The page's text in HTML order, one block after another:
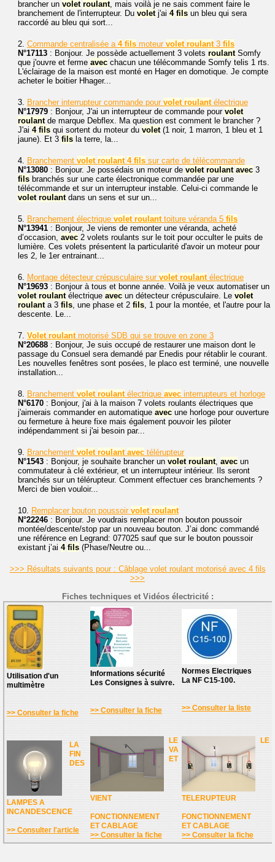
brancher un volet roulant, mais voilà je ne sais comment faire le
branchement de l'interrupteur. Du voletj'ai 4 fils un bleu qui sera
raccordé au bleu qui sort...
2. Commande centralisée a 4 fils moteur volet roulant3 fils
N°17113 : Bonjour. Je possède actuellement 3 volets roulantSomfy
que j'ouvre et ferme avec chacun une télécommande Somfy telis 1 rts.
L'éclairage de la maison est monté en Hager en domotique. Je compte
acheter le boitier Hhager...
3. Brancher interrupteur commande pour volet roulantélectrique
N°17979 : Bonjour, J'ai un interrupteur de commande pour volet
roulantde marque Debflex. Ma question est comment le brancher ?
J'ai 4 fils qui sortent du moteur du volet(1 noir, 1 marron, 1 bleu et 1
jaune). Et 3 fils la terre, la...
4. Branchement volet roulant 4 fils sur carte de télécommande
N°13080 : Bonjour. Je possédais un moteur de volet roulant avec 3
fils branchés sur une carte électronique commandée par une
télécommande et sur un interrupteur instable. Celui-ci commande le
volet roulantdans un sens et sur un...
5. Branchement électrique volet roulanttoiture véranda 5 fils
N°13941 : Bonjour, Je viens de remonter une véranda, acheté
d’occasion, avec 2 volets roulants sur le toit pour occulter le puits de
lumière. Ces volets présentent la particularité d'avoir un moteur pour
les 2, le 1er entrainant...
6. Montage détecteur crépusculaire sur volet roulantélectrique
N°19693 : Bonjour à tous et bonne année. Voilà je veux automatiser un
volet roulantélectrique avec un détecteur crépusculaire. Le volet
roulanta 3 fils, une phase et 2 fils, 1 pour la montée, et l'autre pour la
descente. Le...
7. Volet roulantmotorisé SDB qui se trouve en zone 3
N°20688 : Bonjour, Je suis occupé de restaurer une maison dont le
passage du Consuel sera demandé par Enedis pour rétablir le courant.
Les nouvelles fenêtres sont posées, le placo est terminé, une nouvelle
installation...
8. Branchement volet roulantélectrique avec interrupteurs et horloge
N°6170 : Bonjour, j'ai à la maison 7 volets roulants électriques que
j'aimerais commander en automatique avec une horloge pour ouverture
ou fermeture à heure fixe mais également pouvoir les piloter
indépendamment si j'ai besoin par...
9. Branchement volet roulant avec télérupteur
N°1543 : Bonjour, je souhaite brancher un volet roulant, avec un
commutateur à clé extérieur, et un interrupteur intérieur. Ils seront
branchés sur un télérupteur. Comment effectuer ces branchements ?
Merci de bien vouloir...
10. Remplacer bouton poussoir volet roulant
N°22246 : Bonjour. Je voudrais remplacer mon bouton poussoir
montée/descente/stop par un nouveau bouton. J’ai donc commandé
une référence en Legrand: 077025 sauf que sur le bouton poussoir
existant j’ai 4 fils (Phase/Neutre ou...
>>> Résultats suivants pour : Câblage volet roulant motorisé avec 4 fils
>>>
Fiches techniques et Vidéos électricité :
Utilisation d'un
multimètre
>> Consulter la fiche
Informations sécurité
Les Consignes à suivre.
>> Consulter la fiche
Normes Electriques
La NF C15-100.
>> Consulter la liste
LA
FIN
DES
LAMPES A
INCANDESCENCE
>> Consulter l'article
LE
VA
ET
VIENT
FONCTIONNEMENT
ET CABLAGE
>> Consulter la fiche
LE
TELERUPTEUR
FONCTIONNEMENT
ET CABLAGE
>> Consulter la fiche